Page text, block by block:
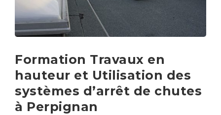
Formation Travaux en
hauteur et Utilisation des
systèmes d’arrêt de chutes
à Perpignan